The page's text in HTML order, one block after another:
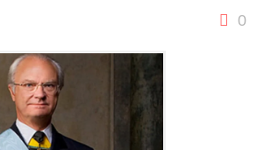
0